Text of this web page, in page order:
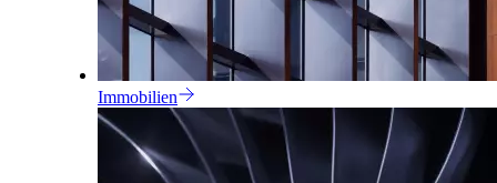
Immobilien